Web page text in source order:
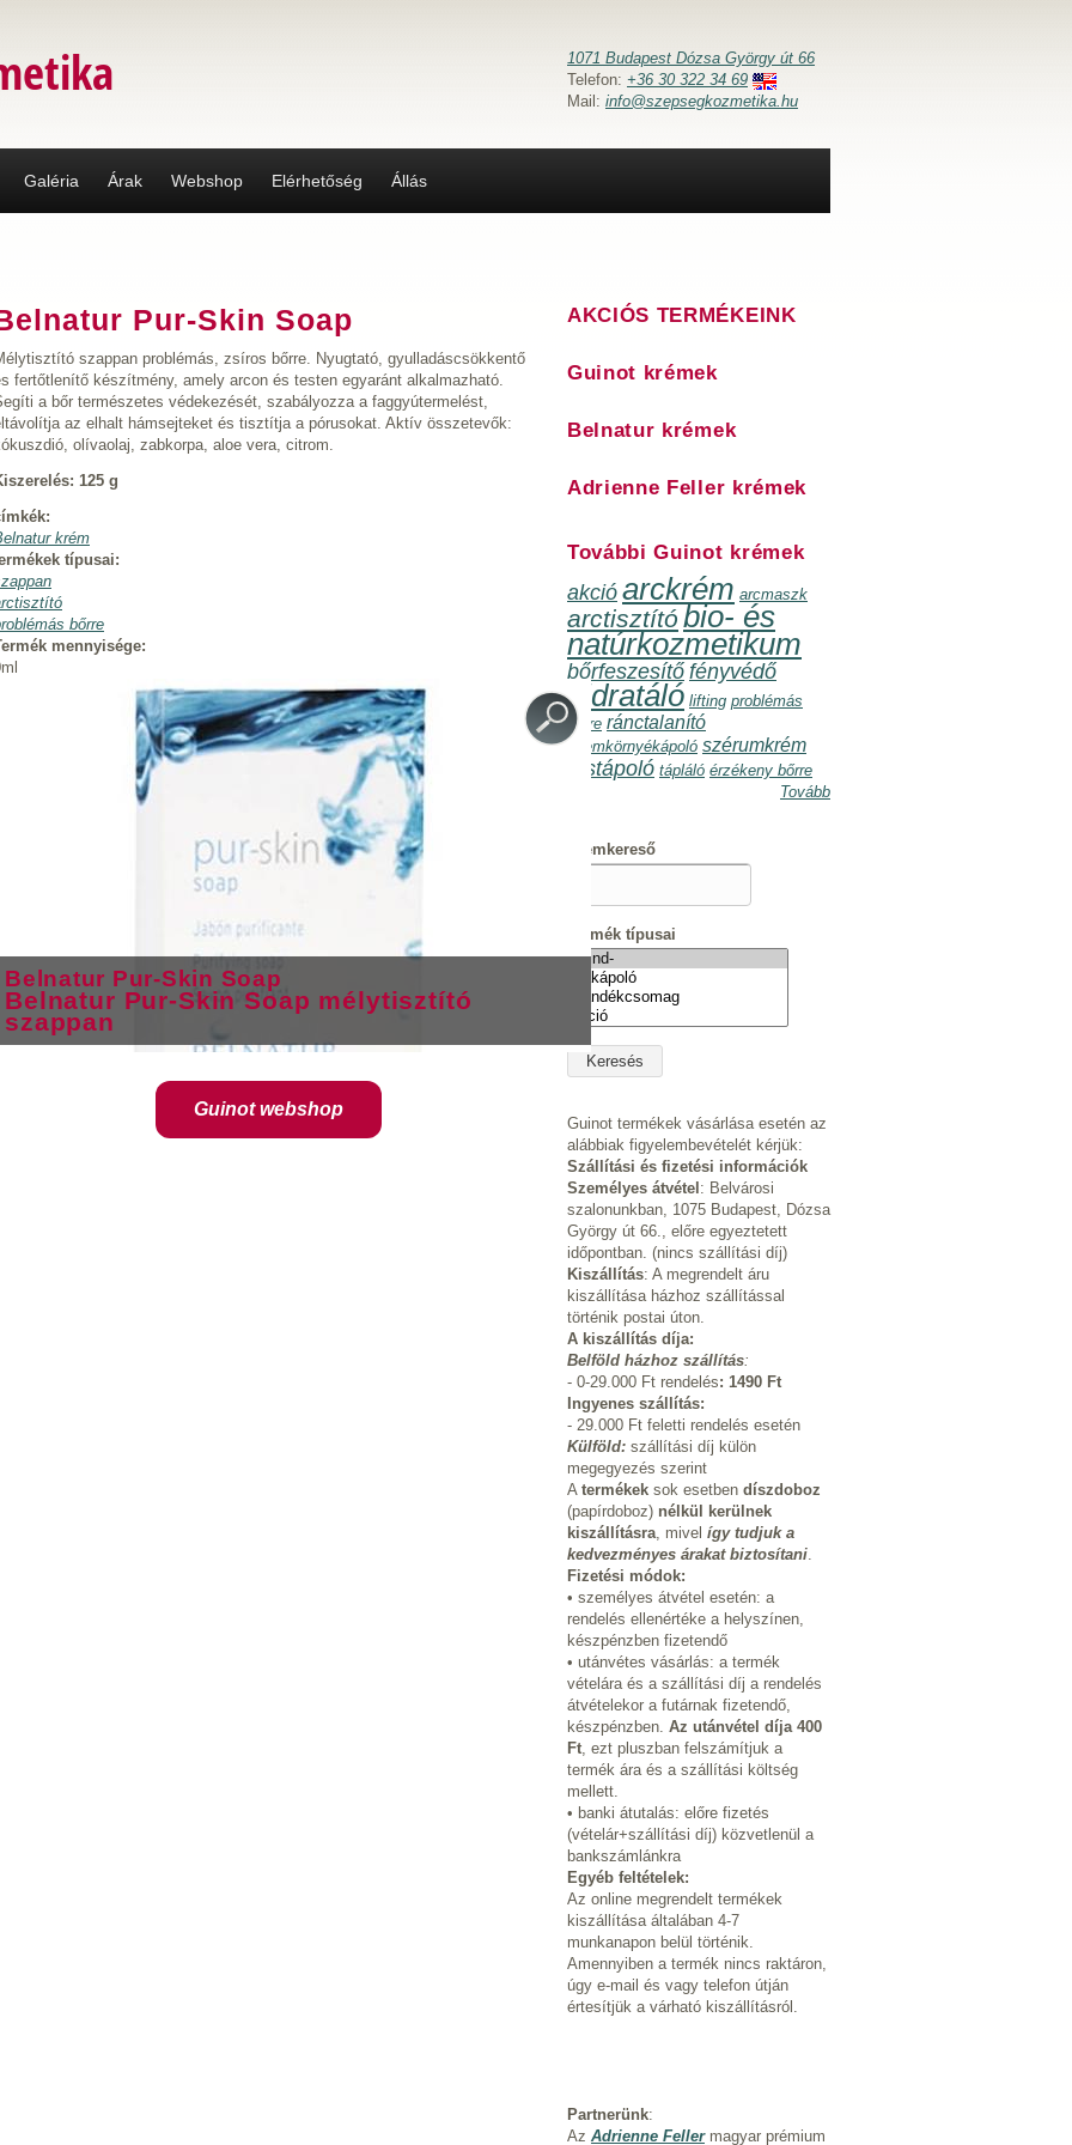
1071 Budapest Dózsa György út 66
Telefon: +36 30 322 34 69
Mail: info@szepsegkozmetika.hu
Galéria Árak Webshop Elérhetőség Állás
Pur-Skin Soap
szappan problémás, zsíros bőrre. Nyugtató, gyulladáscsökkentő
fertőtlenítő készítmény, amely arcon és testen egyaránt alkalmazható.
a bőr természetes védekezését, szabályozza a faggyútermelést,
az elhalt hámsejteket és tisztítja a pórusokat. Aktív összetevők:
olívaolaj, zabkorpa, aloe vera, citrom.
125 g
krém
típusai:
bőrre
mennyisége:
Belnatur Pur-Skin Soap
Belnatur Pur-Skin Soap mélytisztító
szappan
Guinot webshop
AKCIÓS TERMÉKEINK
Guinot krémek
Belnatur krémek
Adrienne Feller krémek
További Guinot krémek
akció arckrém arcmaszk
arctisztító bio- és
natúrkozmetikum
bőrfeszesítő fényvédő
hidratáló lifting problémás
bőrre ránctalanító
szemkörnyékápoló szérumkrém
testápoló tápláló érzékeny bőrre
Tovább
Krémkereső
Termék típusai
Guinot termékek vásárlása esetén az
alábbiak figyelembevételét kérjük:
Szállítási és fizetési információk
Személyes átvétel : Belvárosi
szalonunkban, 1075 Budapest, Dózsa
György út 66., előre egyeztetett
időpontban. (nincs szállítási díj)
Kiszállítás: A megrendelt áru
kiszállítása házhoz szállítással
történik postai úton.
A kiszállítás díja:
Belföld házhoz szállítás:
- 0-29.000 Ft rendelés: 1490 Ft
Ingyenes szállítás:
- 29.000 Ft feletti rendelés esetén
Külföld: szállítási díj külön
megegyezés szerint
A termékek sok esetben díszdoboz
(papírdoboz) nélkül kerülnek
kiszállításra, mivel így tudjuk a
kedvezményes árakat biztosítani.
Fizetési módok:
• személyes átvétel esetén: a
rendelés ellenértéke a helyszínen,
készpénzben fizetendő
• utánvétes vásárlás: a termék
vételára és a szállítási díj a rendelés
átvételekor a futárnak fizetendő,
készpénzben. Az utánvétel díja 400
Ft, ezt pluszban felszámítjuk a
termék ára és a szállítási költség
mellett.
• banki átutalás: előre fizetés
(vételár+szállítási díj) közvetlenül a
bankszámlánkra
Egyéb feltételek:
Az online megrendelt termékek
kiszállítása általában 4-7
munkanapon belül történik.
Amennyiben a termék nincs raktáron,
úgy e-mail és vagy telefon útján
értesítjük a várható kiszállításról.
Partnerünk:
Az Adrienne Fellermagyar prémium